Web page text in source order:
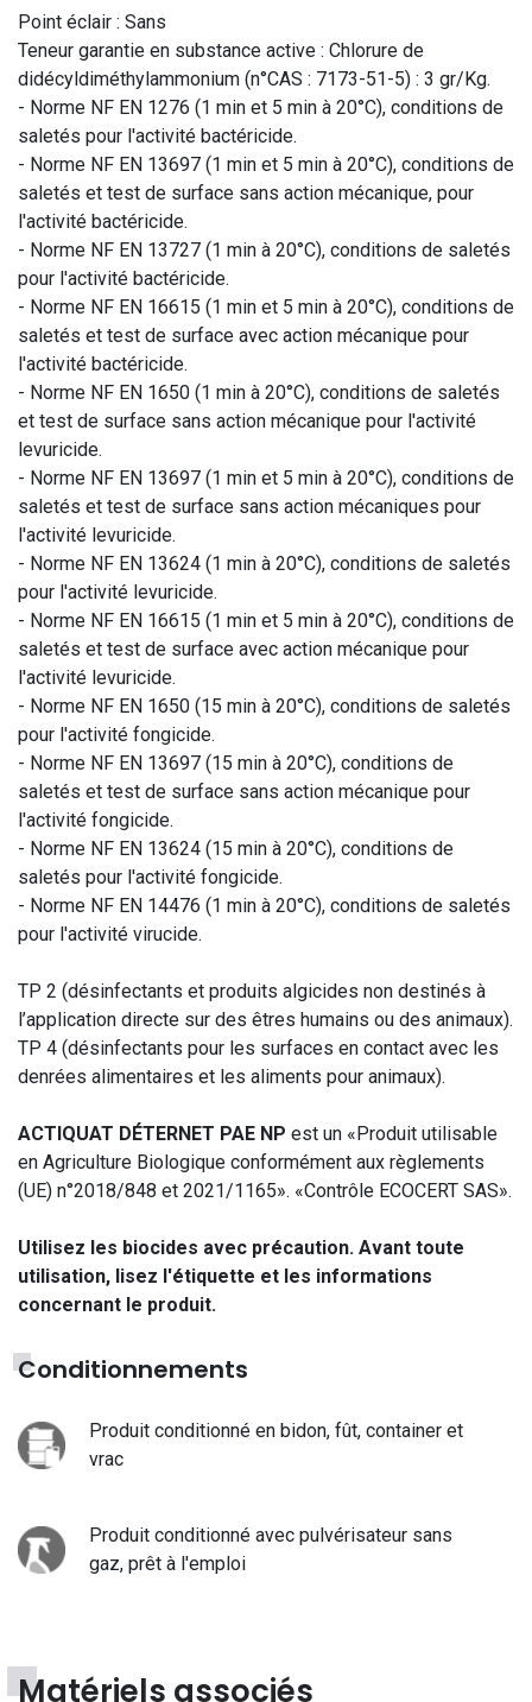
Point éclair : Sans
Teneur garantie en substance active : Chlorure de
didécyldiméthylammonium (n°CAS : 7173-51-5) : 3 gr/Kg.
- Norme NF EN 1276 (1 min et 5 min à 20°C), conditions de
saletés pour l'activité bactéricide.
- Norme NF EN 13697 (1 min et 5 min à 20°C), conditions de
saletés et test de surface sans action mécanique, pour
l'activité bactéricide.
- Norme NF EN 13727 (1 min à 20°C), conditions de saletés
pour l'activité bactéricide.
- Norme NF EN 16615 (1 min et 5 min à 20°C), conditions de
saletés et test de surface avec action mécanique pour
l'activité bactéricide.
- Norme NF EN 1650 (1 min à 20°C), conditions de saletés
et test de surface sans action mécanique pour l'activité
levuricide.
- Norme NF EN 13697 (1 min et 5 min à 20°C), conditions de
saletés et test de surface sans action mécaniques pour
l'activité levuricide.
- Norme NF EN 13624 (1 min à 20°C), conditions de saletés
pour l'activité levuricide.
- Norme NF EN 16615 (1 min et 5 min à 20°C), conditions de
saletés et test de surface avec action mécanique pour
l'activité levuricide.
- Norme NF EN 1650 (15 min à 20°C), conditions de saletés
pour l'activité fongicide.
- Norme NF EN 13697 (15 min à 20°C), conditions de
saletés et test de surface sans action mécanique pour
l'activité fongicide.
- Norme NF EN 13624 (15 min à 20°C), conditions de
saletés pour l'activité fongicide.
- Norme NF EN 14476 (1 min à 20°C), conditions de saletés
pour l'activité virucide.
TP 2 (désinfectants et produits algicides non destinés à
l’application directe sur des êtres humains ou des animaux).
TP 4 (désinfectants pour les surfaces en contact avec les
denrées alimentaires et les aliments pour animaux).
ACTIQUAT DÉTERNET PAE NP est un «Produit utilisable
en Agriculture Biologique conformément aux règlements
(UE) n°2018/848 et 2021/1165». «Contrôle ECOCERT SAS».
Utilisez les biocides avec précaution. Avant toute
utilisation, lisez l'étiquette et les informations
concernant le produit.
Conditionnements
Produit conditionné en bidon, fût, container et
vrac
Produit conditionné avec pulvérisateur sans
gaz, prêt à l'emploi
Matériels associés